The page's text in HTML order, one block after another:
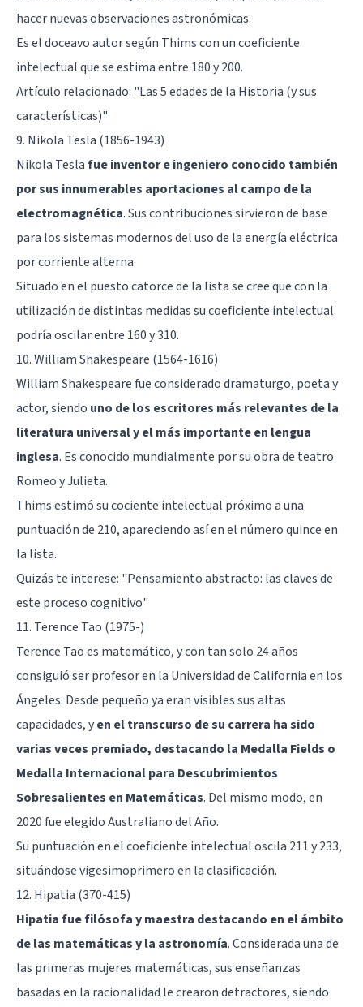
hacer nuevas observaciones astronómicas.
Es el doceavo autor según Thims con un coeficiente
intelectual que se estima entre 180 y 200.
Artículo relacionado: "Las 5 edades de la Historia (y sus
características)"
9. Nikola Tesla (1856-1943)
Nikola Teslafue inventor e ingeniero conocido también
por sus innumerables aportaciones al campo de la
electromagnética. Sus contribuciones sirvieron de base
para los sistemas modernos del uso de la energía eléctrica
por corriente alterna.
Situado en el puesto catorce de la lista se cree que con la
utilización de distintas medidas su coeficiente intelectual
podría oscilar entre 160 y 310.
10. William Shakespeare (1564-1616)
William Shakespeare fue considerado dramaturgo, poeta y
actor, siendo uno de los escritores más relevantes de la
literatura universal y el más importante en lengua
inglesa. Es conocido mundialmente por su obra de teatro
Romeo y Julieta.
Thims estimó su cociente intelectual próximo a una
puntuación de 210, apareciendo así en el número quince en
la lista.
Quizás te interese: "Pensamiento abstracto: las claves de
este proceso cognitivo"
11. Terence Tao (1975-)
Terence Tao es matemático, y con tan solo 24 años
consiguió ser profesor en la Universidad de California en los
Ángeles. Desde pequeño ya eran visibles sus altas
capacidades, yen el transcurso de su carrera ha sido
varias veces premiado, destacando la Medalla Fields o
Medalla Internacional para Descubrimientos
Sobresalientes en Matemáticas. Del mismo modo, en
2020 fue elegido Australiano del Año.
Su puntuación en el coeficiente intelectual oscila 211 y 233,
situándose vigesimoprimero en la clasificación.
12. Hipatia (370-415)
Hipatia fue filósofa y maestra destacando en el ámbito
de las matemáticas y la astronomía. Considerada una de
las primeras mujeres matemáticas, sus enseñanzas
basadas en la racionalidad le crearon detractores, siendo